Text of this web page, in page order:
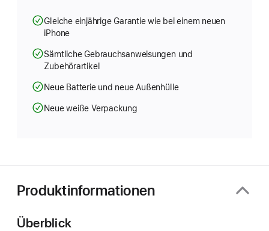
Gleiche einjährige Garantie wie bei einem neuen
iPhone
Sämtliche Gebrauchsanweisungen und
Zubehörartikel
Neue Batterie und neue Außenhülle
Neue weiße Verpackung
Produktinformationen
Überblick